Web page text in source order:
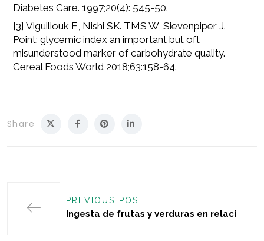
Diabetes Care. 1997;20(4): 545-50.
[3] Viguiliouk E, Nishi SK. TMS W, Sievenpiper J.
Point: glycemic index an important but oft
misunderstood marker of carbohydrate quality.
Cereal Foods World 2018;63:158-64.
Share
PREVIOUS POST
Ingesta de frutas y verduras en relaci